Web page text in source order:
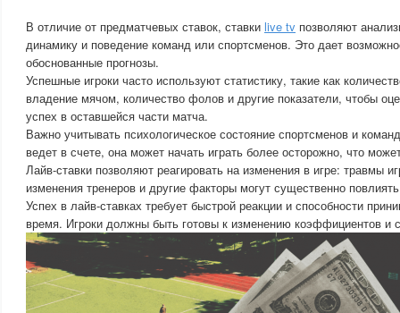
В отличие от предматчевых ставок, ставки live tv позволяют
динамику и поведение команд или спортсменов. Это дает
обоснованные прогнозы.
Успешные игроки часто используют статистику, такие как
владение мячом, количество фолов и другие показатели, чтобы
успех в оставшейся части матча.
Важно учитывать психологическое состояние спортсменов и
ведет в счете, она может начать играть более осторожно, что
Лайв-ставки позволяют реагировать на изменения в игре: травмы
изменения тренеров и другие факторы могут существенно
Успех в лайв-ставках требует быстрой реакции и способности
время. Игроки должны быть готовы к изменению коэффициентов и